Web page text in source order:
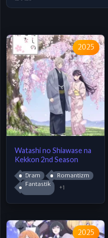
2025
Watashi no Shiawase na
Kekkon 2nd Season
Dram
Romantizm
Fantastik
+1
2025